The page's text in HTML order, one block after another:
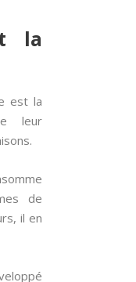
la
est la
leur
de
il en